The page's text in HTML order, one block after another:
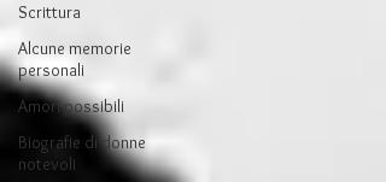
Scrittura
Alcune memorie
personali
Amori possibili
Biografie di donne
notevoli